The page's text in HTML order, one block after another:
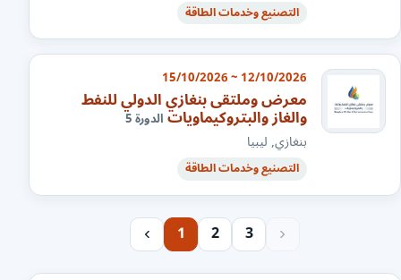
التصنيع وخدمات الطاقة
12/10/2026 ~ 15/10/2026
معرض وملتقى بنغازي الدولي للنفط
والغاز والبتروكيماوياتالدورة 5
بنغازي, ليبيا
التصنيع وخدمات الطاقة
1 2 3